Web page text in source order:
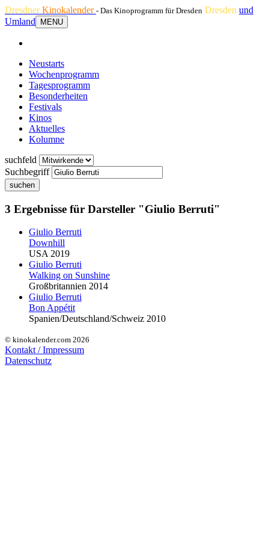
DresdnerKinokalender - Das Kinoprogramm für Dresden Dresden und
Umland
MENU
Neustarts
Wochenprogramm
Tagesprogramm
Besonderheiten
Festivals
Kinos
Aktuelles
Kolumne
suchfeld
Suchbegriff
suchen
3 Ergebnisse für Darsteller "Giulio Berruti"
Giulio Berruti
Downhill
USA 2019
Giulio Berruti
Walking on Sunshine
Großbritannien 2014
Giulio Berruti
Bon Appétit
Spanien/Deutschland/Schweiz 2010
© kinokalender.com 2026
Kontakt / Impressum
Datenschutz